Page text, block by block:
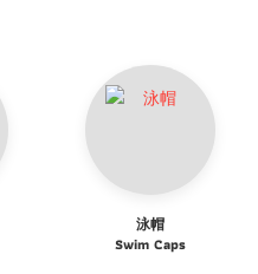
泳帽
Swim Caps